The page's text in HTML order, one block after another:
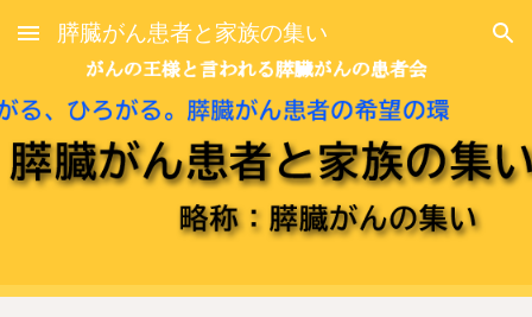
Skip to main content Skip to navigation
膵臓がん患者と家族の集い